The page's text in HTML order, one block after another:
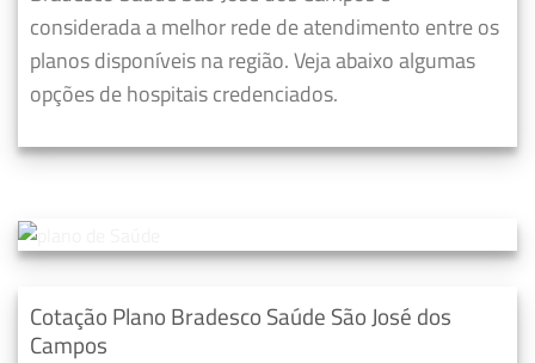
considerada a melhor rede de atendimento entre os
planos disponíveis na região. Veja abaixo algumas
opções de hospitais credenciados.
Cotação Plano Bradesco Saúde São José dos
Campos